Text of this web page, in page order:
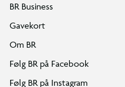
BR Business
Gavekort
Om BR
Følg BR på Facebook
Følg BR på Instagram